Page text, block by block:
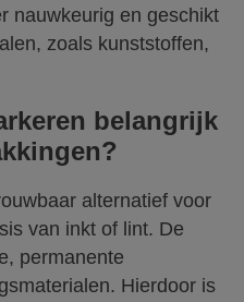
nauwkeurig en geschikt
zoals kunststoffen,
belangrijk
alternatief voor
van inkt of lint. De
permanente
Hierdoor is